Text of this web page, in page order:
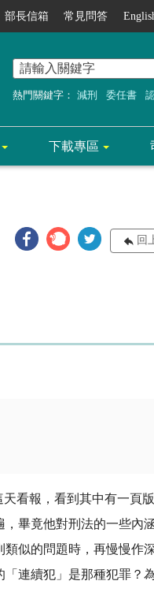
部長信箱 常見問答
熱門關鍵字： 減刑 委任書
下載專區
回
報，看到其中有一頁版
畢竟他對刑法的一些內
似的問題時，再慢慢作
連續犯」是那種犯罪？